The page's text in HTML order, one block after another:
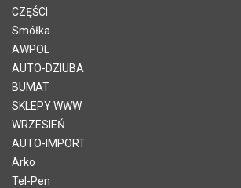
CZĘŚCI
Smółka
AWPOL
AUTO-DZIUBA
BUMAT
SKLEPY WWW
WRZESIEŃ
AUTO-IMPORT
Arko
Tel-Pen